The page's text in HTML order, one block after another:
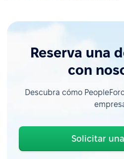
Reserva una
con
Descubra cómo
Solicitar